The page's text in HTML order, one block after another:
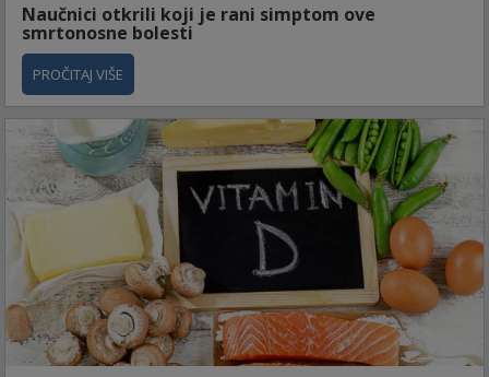
Naučnici otkrili koji je rani simptom ove
smrtonosne bolesti
PROČITAJ VIŠE